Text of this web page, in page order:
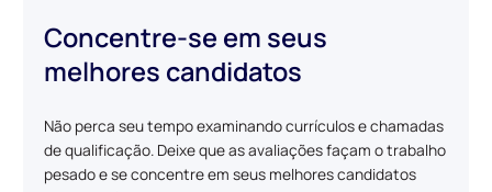
Concentre-se em seus
melhores candidatos
Não perca seu tempo examinando currículos e chamadas
de qualificação. Deixe que as avaliações façam o trabalho
pesado e se concentre em seus melhores candidatos